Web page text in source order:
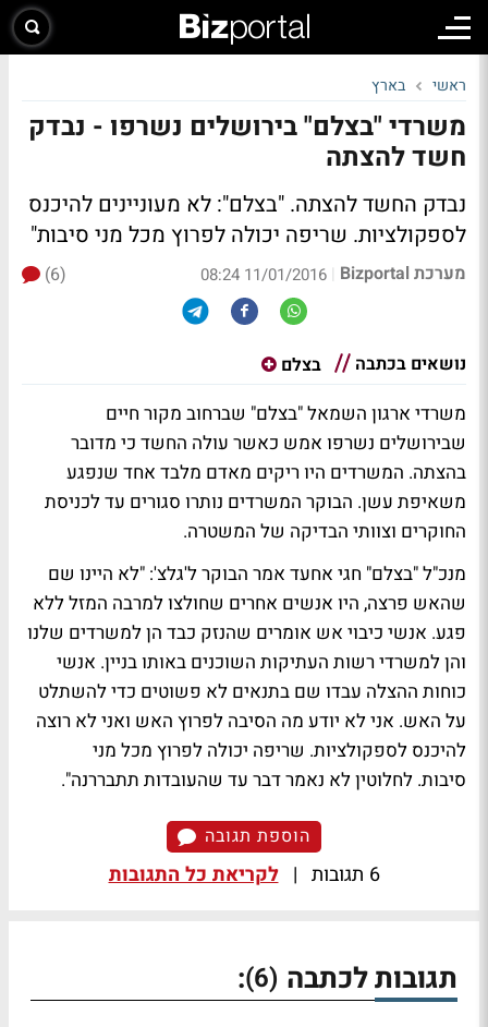
ראשי בארץ
משרדי "בצלם" בירושלים נשרפו - נבדק
חשד להצתה
נבדק החשד להצתה. "בצלם": לא מעוניינים להיכנס
לספקולציות. שריפה יכולה לפרוץ מכל מני סיבות"
מערכת Bizportal |
11/01/2016 08:24
(6)
נושאים בכתבה בצלם
משרדי ארגון השמאל "בצלם" שברחוב מקור חיים
שבירושלים נשרפו אמש כאשר עולה החשד כי מדובר
בהצתה. המשרדים היו ריקים מאדם מלבד אחד שנפגע
משאיפת עשן. הבוקר המשרדים נותרו סגורים עד לכניסת
החוקרים וצוותי הבדיקה של המשטרה.
מנכ"ל "בצלם" חגי אחעד אמר הבוקר ל'גלצ': "לא היינו שם
שהאש פרצה, היו אנשים אחרים שחולצו למרבה המזל ללא
פגע. אנשי כיבוי אש אומרים שהנזק כבד הן למשרדים שלנו
והן למשרדי רשות העתיקות השוכנים באותו בניין. אנשי
כוחות ההצלה עבדו שם בתנאים לא פשוטים כדי להשתלט
על האש. אני לא יודע מה הסיבה לפרוץ האש ואני לא רוצה
להיכנס לספקולציות. שריפה יכולה לפרוץ מכל מני
סיבות. לחלוטין לא נאמר דבר עד שהעובדות תתבררנה".
הוספת תגובה
6 תגובות | לקריאת כל התגובות
תגובות לכתבה (6)
: